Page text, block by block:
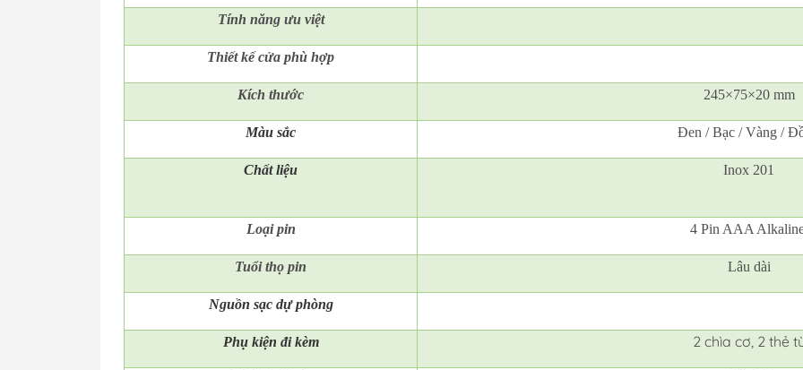
Tính năng ưu việt
Thiết kế cửa phù hợp
Kích thước 245×75×20 mm
Màu sắc Đen / Bạc / Vàng /
Chất liệu Inox 201
Loại pin 4 Pin AAA
Tuổi thọ pin Lâu dài
Nguồn sạc dự phòng
Phụ kiện đi kèm 2 chìa cơ, 2 thẻ